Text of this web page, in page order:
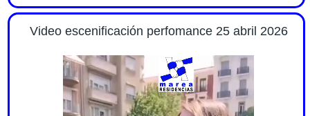
Video escenificación perfomance 25 abril 2026